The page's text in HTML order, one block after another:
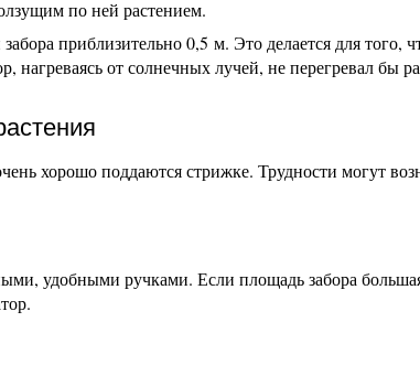
по ней растением.
приблизительно 0,5 м. Это делается для того,
нагреваясь от солнечных лучей, не перегревал бы
хорошо поддаются стрижке. Трудности могут
удобными ручками. Если площадь забора